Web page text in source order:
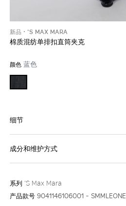
新品 'S MAX MARA
棉质混纺单排扣直筒夹克
颜色 蓝色
细节
成分和维护方式
系列 'S Max Mara
产品款号 9041146106001 - SMMLEONE